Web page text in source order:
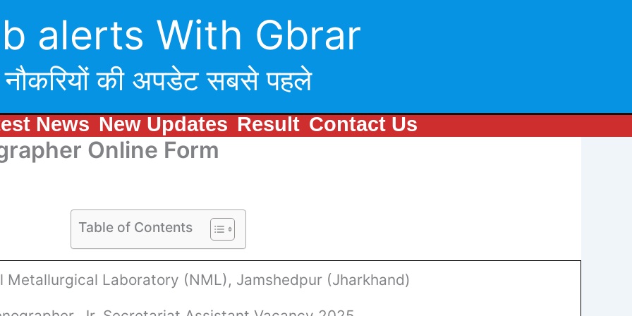
alerts With Gbrar
नौकरियों की अपडेट सबसे पहले
News New Updates Result Contact Us
Online Form
Table of Contents
Metallurgical Laboratory (NML), Jamshedpur (Jharkhand)